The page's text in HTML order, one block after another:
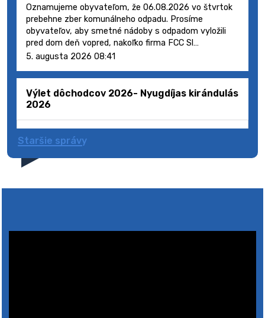
Oznamujeme obyvateľom, že 06.08.2026 vo štvrtok
prebehne zber komunálneho odpadu. Prosíme
obyvateľov, aby smetné nádoby s odpadom vyložili
pred dom deň vopred, nakoľko firma FCC Sl…
5. augusta 2026 08:41
Výlet dôchodcov 2026- Nyugdíjas kirándulás
2026
Staršie správy